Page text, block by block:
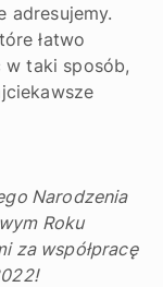
adresujemy.
łatwo
taki sposób,
Narodzenia
Roku
za współpracę